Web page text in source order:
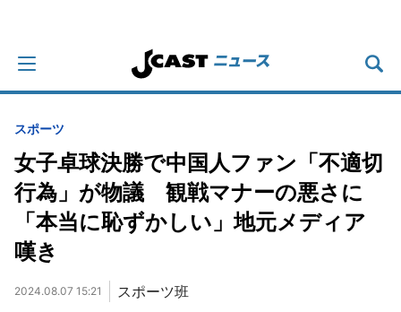
スポーツ
女子卓球決勝で中国人ファン「不適切
行為」が物議 観戦マナーの悪さに
「本当に恥ずかしい」地元メディア
嘆き
2024.08.07 15:21 スポーツ班